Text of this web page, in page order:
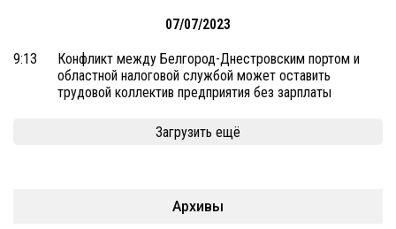
07/07/2023
9:13
Конфликт между Белгород-Днестровским портом и
областной налоговой службой может оставить
трудовой коллектив предприятия без зарплаты
Загрузить ещё
Архивы